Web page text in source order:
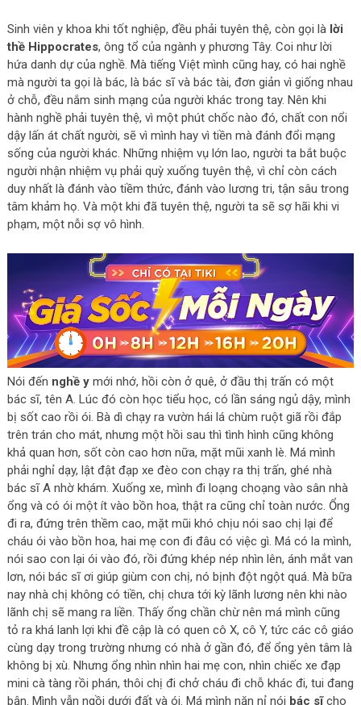
Sinh viên y khoa khi tốt nghiệp, đều phải tuyên thệ, còn gọi là lời
thề Hippocrates, ông tổ của ngành y phương Tây. Coi như lời
hứa danh dự của nghề. Mà tiếng Việt mình cũng hay, có hai nghề
mà người ta gọi là bác, là bác sĩ và bác tài, đơn giản vì giống nhau
ở chỗ, đều nắm sinh mạng của người khác trong tay. Nên khi
hành nghề phải tuyên thệ, vì một phút chốc nào đó, chất con nổi
dậy lấn át chất người, sẽ vì mình hay vì tiền mà đánh đổi mạng
sống của người khác. Những nhiệm vụ lớn lao, người ta bắt buộc
người nhận nhiệm vụ phải quỳ xuống tuyên thệ, vì chỉ còn cách
duy nhất là đánh vào tiềm thức, đánh vào lương tri, tận sâu trong
tâm khảm họ. Và một khi đã tuyên thệ, người ta sẽ sợ hãi khi vi
phạm, một nỗi sợ vô hình.
Nói đến nghề ymới nhớ, hồi còn ở quê, ở đầu thị trấn có một
bác sĩ, tên A. Lúc đó còn học tiểu học, có lần sáng ngủ dậy, mình
bị sốt cao rồi ói. Bà dì chạy ra vườn hái lá chùm ruột giã rồi đắp
trên trán cho mát, nhưng một hồi sau thì tình hình cũng không
khả quan hơn, sốt còn cao hơn nữa, mặt mũi xanh lè. Má mình
phải nghỉ dạy, lật đật đạp xe đèo con chạy ra thị trấn, ghé nhà
bác sĩ A nhờ khám. Xuống xe, mình đi loạng choạng vào sân nhà
ổng và có ói một ít vào bồn hoa, thật ra cũng chỉ toàn nước. Ổng
đi ra, đứng trên thềm cao, mặt mũi khó chịu nói sao chị lại để
cháu ói vào bồn hoa, hai mẹ con đi đâu có việc gì. Má có la mình,
nói sao con lại ói vào đó, rồi đứng khép nép nhìn lên, ánh mắt van
lơn, nói bác sĩ ơi giúp giùm con chị, nó bịnh đột ngột quá. Mà bữa
nay nhà chị không có tiền, chị chưa tới kỳ lãnh lương nên khi nào
lãnh chị sẽ mang ra liền. Thấy ổng chần chừ nên má mình cũng
tỏ ra khá lanh lợi khi đề cập là có quen cô X, cô Y, tức các cô giáo
cùng dạy trong trường nhưng có nhà ở gần đó, để ổng yên tâm là
không bị xù. Nhưng ổng nhìn nhìn hai mẹ con, nhìn chiếc xe đạp
mini cà tàng rồi phán, thôi chị đi chở cháu đi chỗ khác đi, tui đang
bận. Mình vẫn ngồi dưới đất và ói. Má mình năn nỉ nói bác sĩcho